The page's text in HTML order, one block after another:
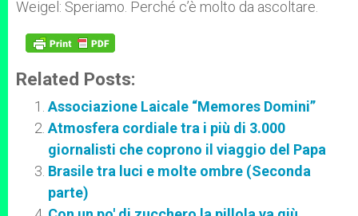
Weigel: Speriamo. Perché c’è molto da ascoltare.
Related Posts:
Associazione Laicale “Memores Domini”
Atmosfera cordiale tra i più di 3.000
giornalisti che coprono il viaggio del Papa
Brasile tra luci e molte ombre (Seconda
parte)